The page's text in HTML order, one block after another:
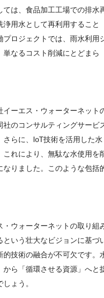
は、食品加工工場での排水
用水として再利用すること
ロジェクトでは、雨水利用
なるコスト削減にとどまら
ーエス・ウォーターネット
のコンサルティングサービ
らに、IoT技術を活用した水
れにより、無駄な水使用を
りました。このような包括
ウォーターネットの取り組
いう壮大なビジョンに基づ
技術の融合が不可欠です。
ら「循環させる資源」へと
ょう。